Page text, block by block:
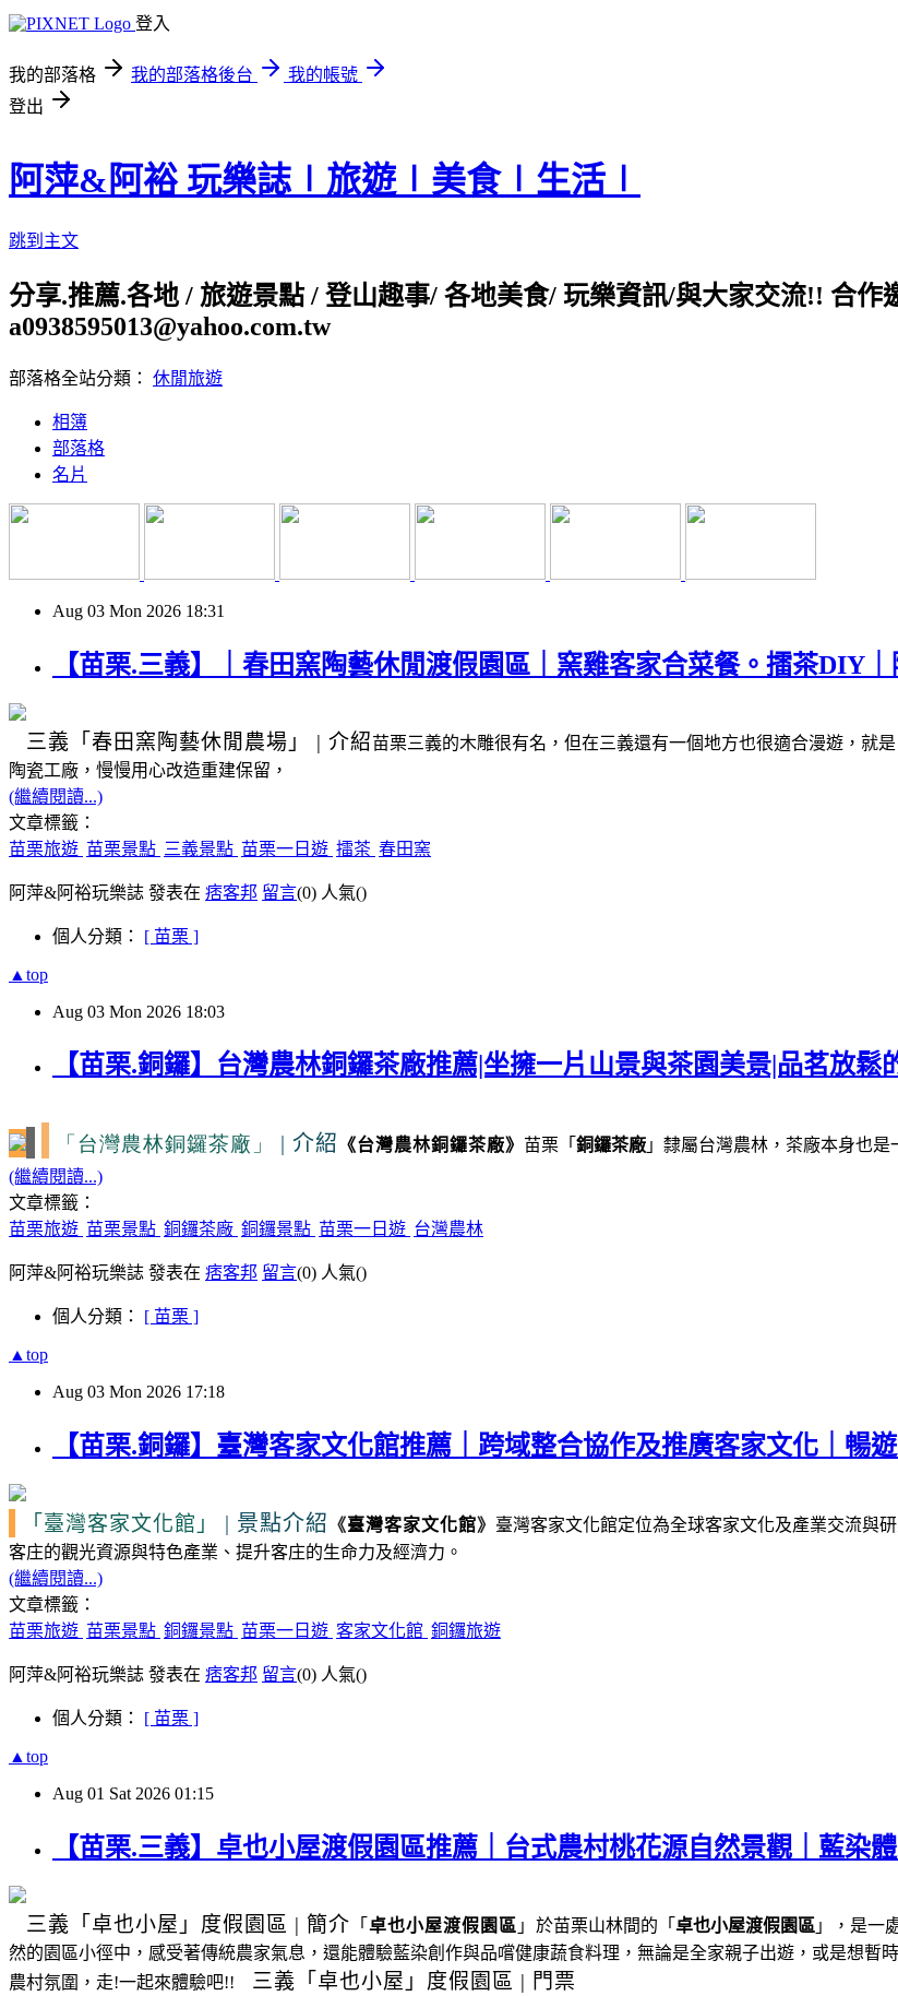
登入
我的部落格 我的部落格後台
我的帳號
登出
阿萍&阿裕 玩樂誌∣旅遊∣美食∣生活∣
跳到主文
分享.推薦.各地 / 旅遊景點 / 登山趣事/ 各地美食/ 玩樂資訊/與大家交流!! 合作
a0938595013@yahoo.com.tw
部落格全站分類： 休閒旅遊
相簿
部落格
名片
Aug 03 Mon 2026 18:31
【苗栗.三義】｜春田窯陶藝休閒渡假園區｜窯雞客家合菜餐。擂茶DIY
三義 「春田窯陶藝休閒農場」 | 介紹苗栗三義的木雕很有名，但在三義還有一個地方也很適合漫遊，就是
陶瓷工廠，慢慢用心改造重建保留，
(繼續閱讀...)
文章標籤：
苗栗旅遊 苗栗景點 三義景點 苗栗一日遊 擂茶 春田窯
阿萍&阿裕玩樂誌 發表在 痞客邦 留言(0) 人氣()
個人分類： [ 苗栗 ]
▲top
Aug 03 Mon 2026 18:03
【苗栗.銅鑼】台灣農林銅鑼茶廠推薦|坐擁一片山景與茶園美景|品茗放鬆
「台灣農林銅鑼茶廠」 | 介紹 《台灣農林銅鑼茶廠》 苗栗「 銅鑼茶廠 」隸屬台灣農林，茶廠本身也是
(繼續閱讀...)
文章標籤：
苗栗旅遊 苗栗景點 銅鑼茶廠 銅鑼景點 苗栗一日遊 台灣農林
阿萍&阿裕玩樂誌 發表在 痞客邦 留言(0) 人氣()
個人分類： [ 苗栗 ]
▲top
Aug 03 Mon 2026 17:18
【苗栗.銅鑼】臺灣客家文化館推薦｜跨域整合協作及推廣客家文化｜暢
「臺灣客家文化館」 | 景點介紹 《臺灣客家文化館》 臺灣客家文化館定位為全球客家文化及產業交流與研
客庄的觀光資源與特色產業、提升客庄的生命力及經濟力。
(繼續閱讀...)
文章標籤：
苗栗旅遊 苗栗景點 銅鑼景點 苗栗一日遊 客家文化館 銅鑼旅遊
阿萍&阿裕玩樂誌 發表在 痞客邦 留言(0) 人氣()
個人分類： [ 苗栗 ]
▲top
Aug 01 Sat 2026 01:15
【苗栗.三義】卓也小屋渡假園區推薦｜台式農村桃花源自然景觀｜藍染
三義 「卓也小屋」度假園區 | 簡介 「 卓也小屋渡假園區 」 於苗栗山林間的「 卓也小屋渡假園區 」，是一
然的園區小徑中，感受著傳統農家氣息，還能體驗藍染創作與品嚐健康蔬食料理， 無論是全家親子出遊，或是想暫
農村氛圍，走!一起來體驗吧!!
三義 「卓也小屋」度假園區 | 門票